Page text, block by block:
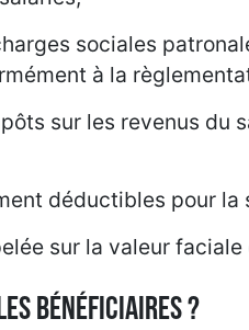
sociales
à la
sur les revenus du
déductibles pour la
sur la valeur faciale
BÉNÉFICIAIRES ?